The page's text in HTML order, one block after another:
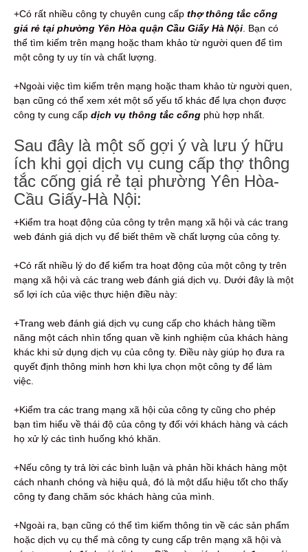
+Có rất nhiều công ty chuyên cung cấp thợ thông tắc cống
giá rẻ tại phường Yên Hòa quận Cầu Giấy Hà Nội . Bạn có
thể tìm kiếm trên mạng hoặc tham khảo từ người quen để tìm
một công ty uy tín và chất lượng.
+Ngoài việc tìm kiếm trên mạng hoặc tham khảo từ người quen,
bạn cũng có thể xem xét một số yếu tố khác để lựa chọn được
công ty cung cấp dịch vụ thông tắc cống phù hợp nhất.
Sau đây là một số gợi ý và lưu ý hữu
ích khi gọi dịch vụ cung cấp thợ thông
tắc cống giá rẻ tại phường Yên Hòa-
Cầu Giấy-Hà Nội:
+Kiểm tra hoạt động của công ty trên mạng xã hội và các trang
web đánh giá dịch vụ để biết thêm về chất lượng của công ty.
+Có rất nhiều lý do để kiểm tra hoạt động của một công ty trên
mạng xã hội và các trang web đánh giá dịch vụ. Dưới đây là một
số lợi ích của việc thực hiện điều này:
+Trang web đánh giá dịch vụ cung cấp cho khách hàng tiềm
năng một cách nhìn tổng quan về kinh nghiệm của khách hàng
khác khi sử dụng dịch vụ của công ty. Điều này giúp họ đưa ra
quyết định thông minh hơn khi lựa chọn một công ty để làm
việc.
+Kiểm tra các trang mạng xã hội của công ty cũng cho phép
bạn tìm hiểu về thái độ của công ty đối với khách hàng và cách
họ xử lý các tình huống khó khăn.
+Nếu công ty trả lời các bình luận và phản hồi khách hàng một
cách nhanh chóng và hiệu quả, đó là một dấu hiệu tốt cho thấy
công ty đang chăm sóc khách hàng của mình.
+Ngoài ra, bạn cũng có thể tìm kiếm thông tin về các sản phẩm
hoặc dịch vụ cụ thể mà công ty cung cấp trên mạng xã hội và